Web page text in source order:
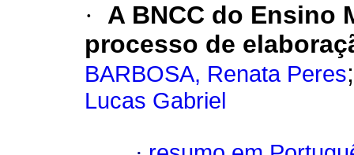
·
A BNCC do Ensino
processo de
BARBOSA, Renata Peres
Lucas Gabriel